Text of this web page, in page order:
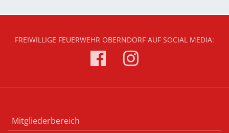
FREIWILLIGE FEUERWEHR OBERNDORF AUF SOCIAL MEDIA:
Mitgliederbereich